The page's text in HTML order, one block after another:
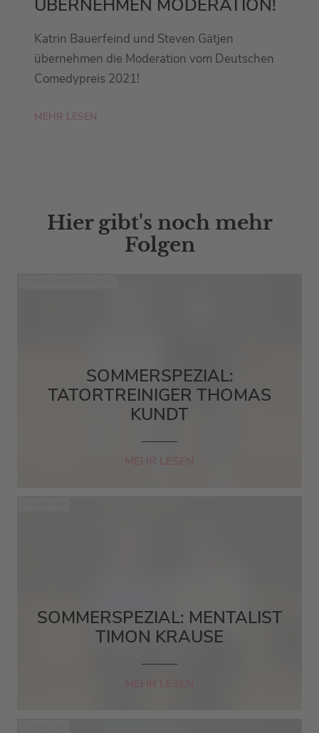
ÜBERNEHMEN MODERATION!
Katrin Bauerfeind und Steven Gätjen
übernehmen die Moderation vom Deutschen
Comedypreis 2021!
MEHR LESEN
Hier gibt's noch mehr
Folgen
SOMMERSPEZIAL:
TATORTREINIGER THOMAS
KUNDT
MEHR LESEN
SOMMERSPEZIAL: MENTALIST
TIMON KRAUSE
MEHR LESEN